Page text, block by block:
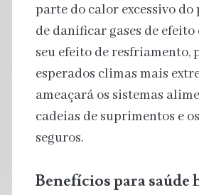
parte do calor excessivo do
de danificar gases de efeito
seu efeito de resfriamento,
esperados climas mais
ameaçará os sistemas
cadeias de suprimentos e
seguros.
Benefícios para saúde